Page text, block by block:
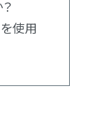
使用